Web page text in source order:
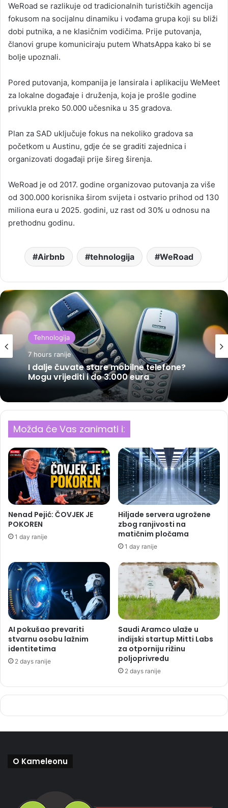
WeRoad se razlikuje od tradicionalnih turističkih agencija
fokusom na socijalnu dinamiku i vođama grupa koji su bliži
dobi putnika, a ne klasičnim vodičima. Prije putovanja,
članovi grupe komuniciraju putem WhatsAppa kako bi se
bolje upoznali.
Pored putovanja, kompanija je lansirala i aplikaciju WeMeet
za lokalne događaje i druženja, koja je prošle godine
privukla preko 50.000 učesnika u 35 gradova.
Plan za SAD uključuje fokus na nekoliko gradova sa
početkom u Austinu, gdje će se graditi zajednica i
organizovati događaji prije šireg širenja.
WeRoad je od 2017. godine organizovao putovanja za više
od 300.000 korisnika širom svijeta i ostvario prihod od 130
miliona eura u 2025. godini, uz rast od 30% u odnosu na
prethodnu godinu.
Airbnb tehnologija WeRoad
Tehnologija
7 hours ranije
I dalje čuvate stare mobilne telefone?
Mogu vrijediti i do 3.000 eura
Možda će Vas zanimati i:
Nenad Pejić: ČOVJEK JE
POKOREN
1 day ranije
Hiljade servera ugrožene
zbog ranjivosti na
matičnim pločama
1 day ranije
AI pokušao prevariti
stvarnu osobu lažnim
identitetima
2 days ranije
Saudi Aramco ulaže u
indijski startup Mitti Labs
za otporniju rižinu
poljoprivredu
2 days ranije
O Kameleonu